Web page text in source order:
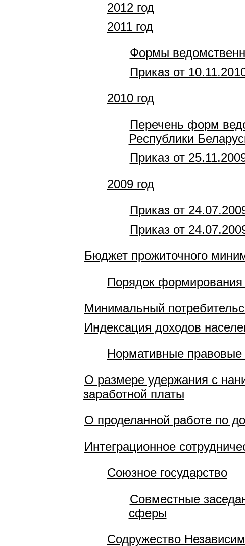
2012 год
2011 год
Формы
Приказ от
2010 год
Перечень форм
Республики
Приказ от
2009 год
Приказ от
Приказ от
Бюджет прожиточного
Порядок
Минимальный
Индексация доходов
Нормативные правовые
О размере удержания с
заработной платы
О проделанной работе по
Интеграционное
Союзное государство
Совместные
сферы
Содружество